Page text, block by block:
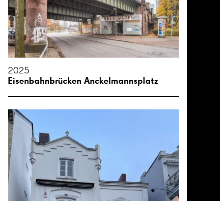
2025
Eisenbahnbrücken Anckelmannsplatz